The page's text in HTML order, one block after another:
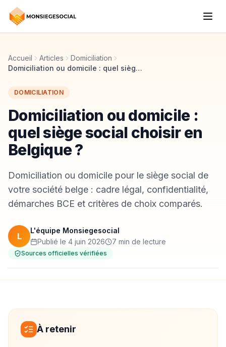
Accueil Articles
Domiciliation
Domiciliation ou domicile : quel siège social choisir en Belgique ?
DOMICILIATION
Domiciliation ou domicile :
quel siège social choisir en
Belgique ?
Domiciliation ou domicile pour le siège social de
votre société belge : cadre légal, confidentialité,
démarches BCE et critères de choix comparés.
L
L'équipe Monsiegesocial
Publié le 4 juin 2026
7 min de lecture
Sources officielles vérifiées
À retenir